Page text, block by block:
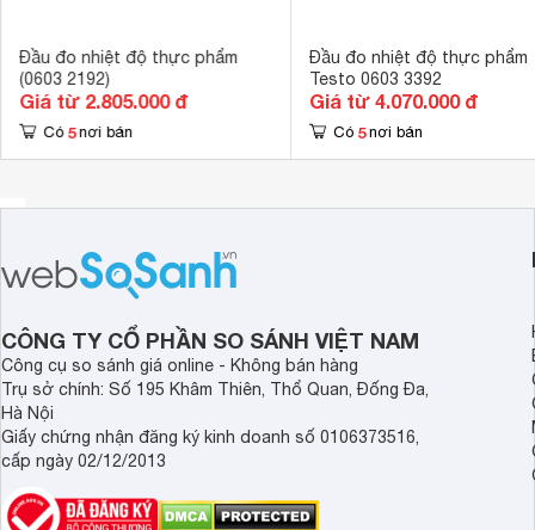
Đầu đo nhiệt độ thực phẩm
(0603 2192)
Giá từ 2.805.000 đ
Có 5 nơi bán
Đầu đo nhiệt độ thực phẩm
Testo 0603 3392
Giá từ 4.070.000 đ
Có 5 nơi bán
CÔNG TY CỔ PHẦN SO SÁNH VIỆT NAM
Công cụ so sánh giá online - Không bán hàng
Trụ sở chính: Số 195 Khâm Thiên, Thổ Quan, Đống Đa,
Hà Nội
Giấy chứng nhận đăng ký kinh doanh số 0106373516,
cấp ngày 02/12/2013